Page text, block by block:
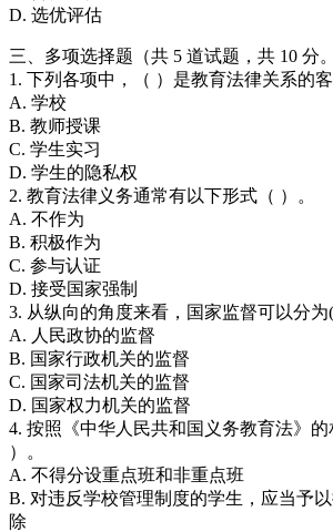
D. 选优评估
三、多项选择题（共 5 道试题，共 10 分。
1. 下列各项中，（ ）是教育法律关系的客
A. 学校
B. 教师授课
C. 学生实习
D. 学生的隐私权
2. 教育法律义务通常有以下形式（ ）。
A. 不作为
B. 积极作为
C. 参与认证
D. 接受国家强制
3. 从纵向的角度来看，国家监督可以分为(
A. 人民政协的监督
B. 国家行政机关的监督
C. 国家司法机关的监督
D. 国家权力机关的监督
4. 按照《中华人民共和国义务教育法》
）。
A. 不得分设重点班和非重点班
B. 对违反学校管理制度的学生，应当予
除